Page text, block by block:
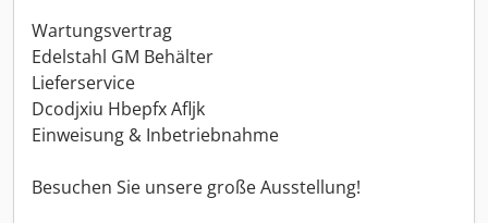
Wartungsvertrag
Edelstahl GM Behälter
Lieferservice
Dcodjxiu Hbepfx Afljk
Einweisung & Inbetriebnahme
Besuchen Sie unsere große Ausstellung!